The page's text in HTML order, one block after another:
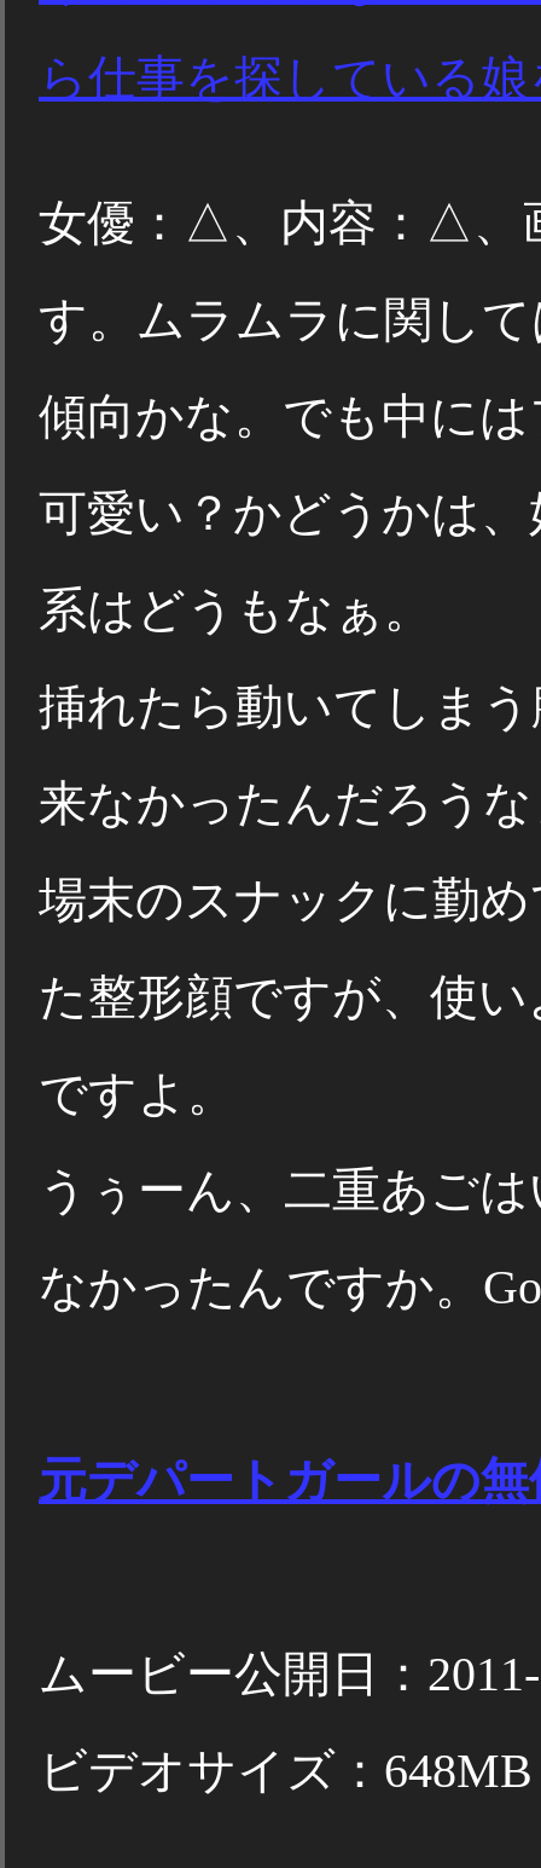
ら仕事を探している
女優：△、内容：△、
す。ムラムラに関し
傾向かな。でも中に
可愛い？かどうかは
系はどうもなぁ。
挿れたら動いてしま
来なかったんだろう
場末のスナックに勤
た整形顔ですが、使
ですよ。
うぅーん、二重あご
なかったんですか。
元デパートガールの
ムービー公開日：
ビデオサイズ：648MB